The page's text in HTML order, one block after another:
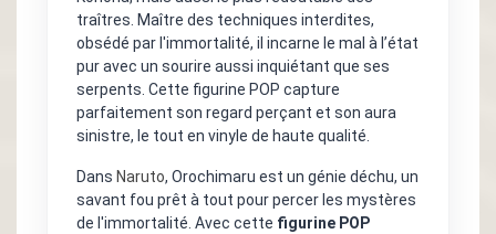
traîtres. Maître des techniques interdites,
obsédé par l'immortalité, il incarne le mal à l’état
pur avec un sourire aussi inquiétant que ses
serpents. Cette figurine POP capture
parfaitement son regard perçant et son aura
sinistre, le tout en vinyle de haute qualité.
Dans Naruto, Orochimaru est un génie déchu, un
savant fou prêt à tout pour percer les mystères
de l'immortalité. Avec cette figurine POP